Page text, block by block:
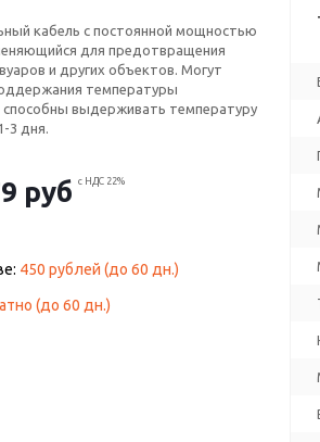
кабель с постоянной мощностью
для предотвращения
и других объектов. Могут
температуры
способны выдерживать температуру
3 дня.
руб с НДС 22%
450 рублей (до60 дн.)
(до60 дн.)